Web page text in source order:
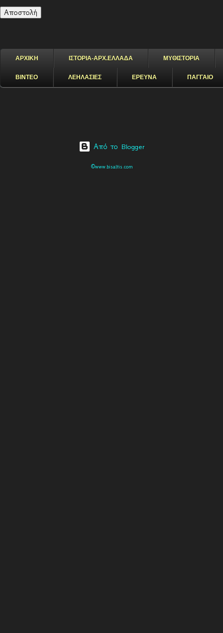
ΑΡΧΙΚΗ ΙΣΤΟΡΙΑ-ΑΡΧ.ΕΛΛΑΔΑ ΜΥΘΙΣΤΟΡΙΑ
ΒΙΝΤΕΟ ΛΕΗΛΑΣΙΕΣ ΕΡΕΥΝΑ ΠΑΓΓΑΙΟ
Από το Blogger
©www.bisaltis.com